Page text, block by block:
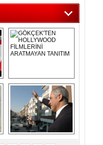
GÖKÇEK'TEN
HOLLYWOOD
FİLMLERİNİ
ARATMAYAN
TANITIM
ERCAN ŞİMŞEK